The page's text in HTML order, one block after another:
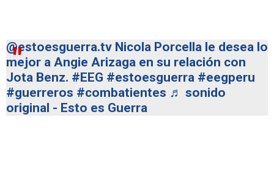
@estoesguerra.tv Nicola Porcella le desea lo
mejor a Angie Arizaga en su relación con
Jota Benz. #EEG #estoesguerra #eegperu
#guerreros #combatientes ♬ sonido
original - Esto es Guerra